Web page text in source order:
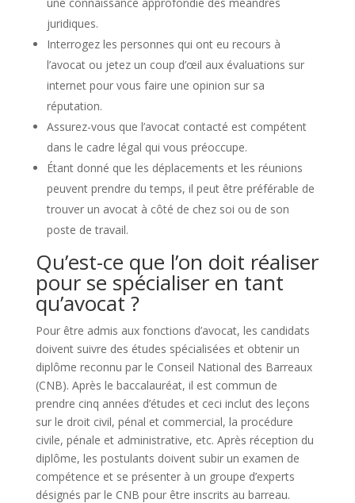
juridiques.
Interrogez les personnes qui ont eu recours à
l’avocat ou jetez un coup d’œil aux évaluations sur
internet pour vous faire une opinion sur sa
réputation.
Assurez-vous que l’avocat contacté est compétent
dans le cadre légal qui vous préoccupe.
Étant donné que les déplacements et les réunions
peuvent prendre du temps, il peut être préférable de
trouver un avocat à côté de chez soi ou de son
poste de travail.
Qu’est-ce que l’on doit réaliser
pour se spécialiser en tant
qu’avocat ?
Pour être admis aux fonctions d’avocat, les candidats
doivent suivre des études spécialisées et obtenir un
diplôme reconnu par le Conseil National des Barreaux
(CNB). Après le baccalauréat, il est commun de
prendre cinq années d’études et ceci inclut des leçons
sur le droit civil, pénal et commercial, la procédure
civile, pénale et administrative, etc. Après réception du
diplôme, les postulants doivent subir un examen de
compétence et se présenter à un groupe d’experts
désignés par le CNB pour être inscrits au barreau.